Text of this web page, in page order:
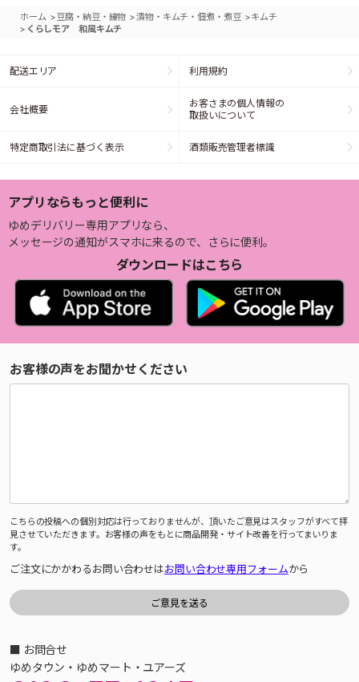
ホーム >豆腐・納豆・練物 >漬物・キムチ・佃煮・煮豆 >キムチ
> くらしモア 和風キムチ
配送エリア 利用規約
会社概要
お客さまの個人情報の
取扱いについて
特定商取引法に基づく表示 酒類販売管理者標識
アプリならもっと便利に
ゆめデリバリー専用アプリなら、
メッセージの通知がスマホに来るので、さらに便利。
ダウンロードはこちら
お客様の声をお聞かせください
こちらの投稿への個別対応は行っておりませんが、頂いたご意見はスタッフがすべて拝
見させていただきます。お客様の声をもとに商品開発・サイト改善を行ってまいりま
す。
ご注文にかかわるお問い合わせはお問い合わせ専用フォームから
■ お問合せ
ゆめタウン・ゆめマート・ユアーズ